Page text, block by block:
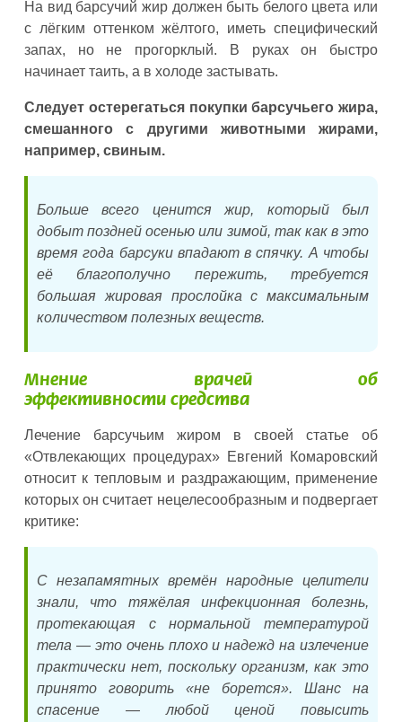
На вид барсучий жир должен быть белого цвета или
с лёгким оттенком жёлтого, иметь специфический
запах, но не прогорклый. В руках он быстро
начинает таить, а в холоде застывать.
Следует остерегаться покупки барсучьего жира,
смешанного с другими животными жирами,
например, свиным.
Больше всего ценится жир, который был
добыт поздней осенью или зимой, так как в это
время года барсуки впадают в спячку. А чтобы
её благополучно пережить, требуется
большая жировая прослойка с максимальным
количеством полезных веществ.
Мнение врачей об
эффективности средства
Лечение барсучьим жиром в своей статье об
«Отвлекающих процедурах» Евгений Комаровский
относит к тепловым и раздражающим, применение
которых он считает нецелесообразным и подвергает
критике:
С незапамятных времён народные целители
знали, что тяжёлая инфекционная болезнь,
протекающая с нормальной температурой
тела — это очень плохо и надежд на излечение
практически нет, поскольку организм, как это
принято говорить «не борется». Шанс на
спасение — любой ценой повысить